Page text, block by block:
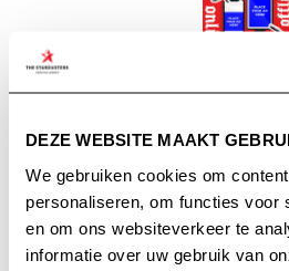
DEZE WEBSITE MAAKT
We gebruiken cookies om
personaliseren, om functies voor
en om ons websiteverkeer te
informatie over uw gebruik van
ONLINE VS.
30 maart 2023 / inTheorie /
Hengel